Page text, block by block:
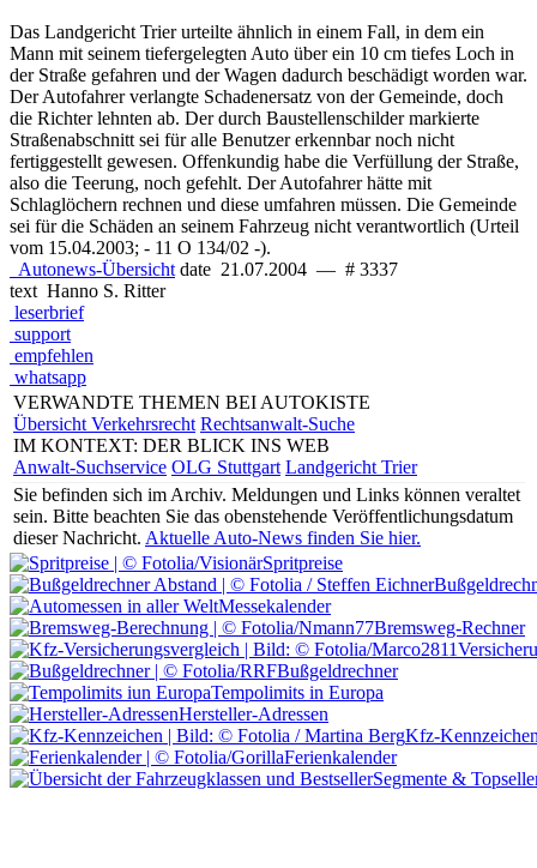
Das Landgericht Trier urteilte ähnlich in einem Fall, in dem ein
Mann mit seinem tiefergelegten Auto über ein 10 cm tiefes Loch in
der Straße gefahren und der Wagen dadurch beschädigt worden war.
Der Autofahrer verlangte Schadenersatz von der Gemeinde, doch
die Richter lehnten ab. Der durch Baustellenschilder markierte
Straßenabschnitt sei für alle Benutzer erkennbar noch nicht
fertiggestellt gewesen. Offenkundig habe die Verfüllung der Straße,
also die Teerung, noch gefehlt. Der Autofahrer hätte mit
Schlaglöchern rechnen und diese umfahren müssen. Die Gemeinde
sei für die Schäden an seinem Fahrzeug nicht verantwortlich (Urteil
vom 15.04.2003; - 11 O 134/02 -).
Autonews-Übersicht date 21.07.2004 — # 3337
text Hanno S. Ritter
leserbrief
support
empfehlen
whatsapp
VERWANDTE THEMEN BEI AUTOKISTE
Übersicht Verkehrsrecht Rechtsanwalt-Suche
IM KONTEXT: DER BLICK INS WEB
Anwalt-Suchservice OLG Stuttgart Landgericht Trier
Sie befinden sich im Archiv. Meldungen und Links können veraltet
sein. Bitte beachten Sie das obenstehende Veröffentlichungsdatum
dieser Nachricht. Aktuelle Auto-News finden Sie hier.
Spritpreise
Messekalender
Bremsweg-Rechner
Bußgeldrechner
Tempolimits in Europa
Hersteller-Adressen
Kfz-
Ferienkalender
Segmente &